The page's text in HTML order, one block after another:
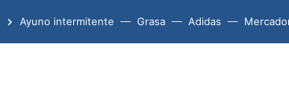
Ayuno intermitente Grasa Adidas